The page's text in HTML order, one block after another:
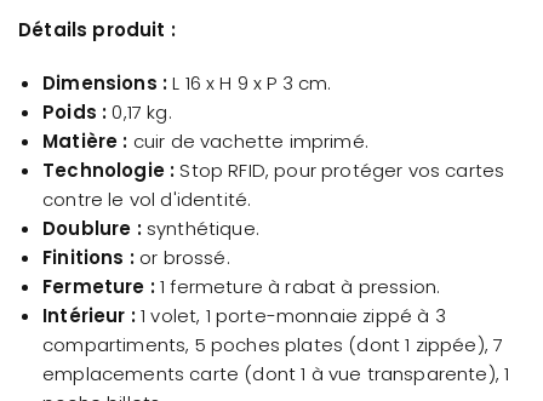
Détails produit :
Dimensions :L 16 x H 9 x P 3 cm.
Poids :0,17 kg.
Matière : cuir de vachette imprimé.
Technologie : Stop RFID, pour protéger vos cartes
contre le vol d'identité.
Doublure :synthétique.
Finitions :or brossé.
Fermeture :1 fermeture à rabat à pression.
Intérieur :1 volet, 1 porte-monnaie zippé à 3
compartiments, 5 poches plates (dont 1 zippée), 7
emplacements carte (dont 1 à vue transparente), 1